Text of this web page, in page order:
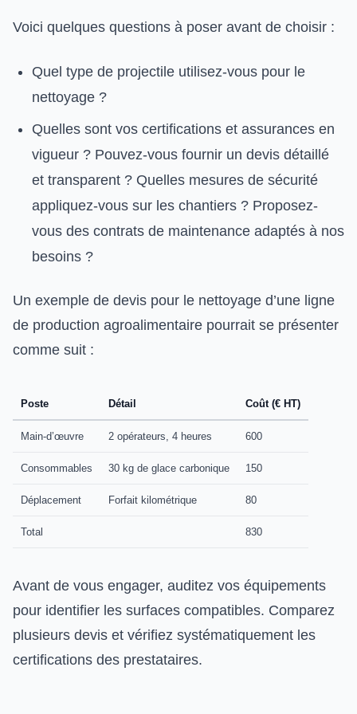
Voici quelques questions à poser avant de choisir :
Quel type de projectile utilisez-vous pour le
nettoyage ?
Quelles sont vos certifications et assurances en
vigueur ? Pouvez-vous fournir un devis détaillé
et transparent ? Quelles mesures de sécurité
appliquez-vous sur les chantiers ? Proposez-
vous des contrats de maintenance adaptés à nos
besoins ?
Un exemple de devis pour le nettoyage d’une ligne
de production agroalimentaire pourrait se présenter
comme suit :
Poste Détail Coût (€ HT)
Main-d’œuvre 2 opérateurs, 4 heures 600
Consommables 30 kg de glace carbonique 150
Déplacement Forfait kilométrique 80
Total 830
Avant de vous engager, auditez vos équipements
pour identifier les surfaces compatibles. Comparez
plusieurs devis et vérifiez systématiquement les
certifications des prestataires.